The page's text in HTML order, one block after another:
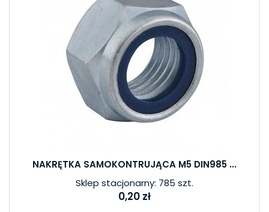
NAKRĘTKA SAMOKONTRUJĄCA M5 DIN985 ...
Sklep stacjonarny: 785 szt.
0,20 zł